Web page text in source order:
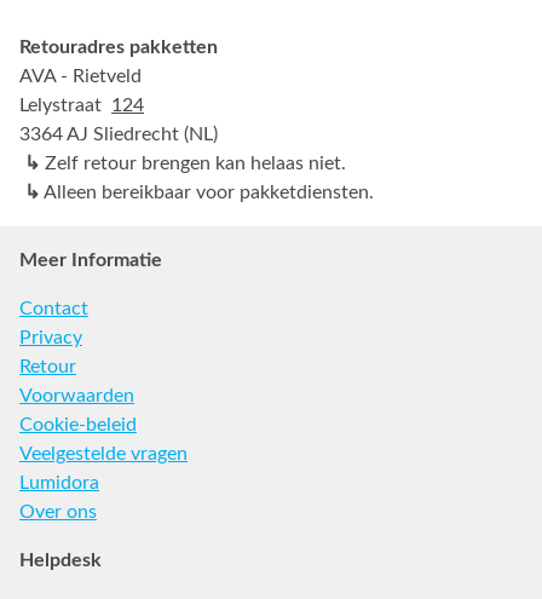
Retouradres pakketten
AVA - Rietveld
Lelystraat 124
3364 AJ Sliedrecht (NL)
↳ Zelf retour brengen kan helaas niet.
↳ Alleen bereikbaar voor pakketdiensten.
Meer Informatie
Contact
Privacy
Retour
Voorwaarden
Cookie-beleid
Veelgestelde vragen
Lumidora
Over ons
Helpdesk